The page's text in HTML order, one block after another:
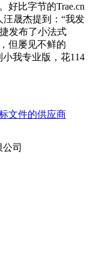
好比字节的Trae.cn
汪晟杰提到：“我发
发布了小法式
但屡见不鲜的
我专业版，花114
文件的供应商